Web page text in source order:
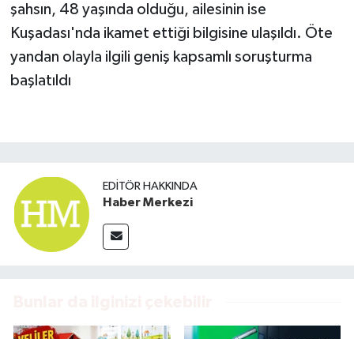
şahsın, 48 yaşında olduğu, ailesinin ise
Kuşadası'nda ikamet ettiği bilgisine ulaşıldı. Öte
yandan olayla ilgili geniş kapsamlı soruşturma
başlatıldı
EDITÖR HAKKINDA
Haber Merkezi